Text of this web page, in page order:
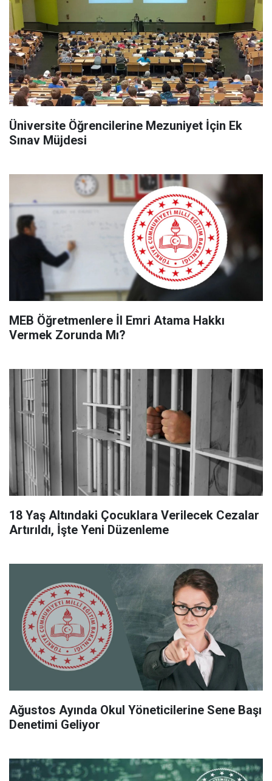
Üniversite Öğrencilerine Mezuniyet İçin Ek
Sınav Müjdesi
MEB Öğretmenlere İl Emri Atama Hakkı
Vermek Zorunda Mı?
18 Yaş Altındaki Çocuklara Verilecek Cezalar
Artırıldı, İşte Yeni Düzenleme
Ağustos Ayında Okul Yöneticilerine Sene Başı
Denetimi Geliyor